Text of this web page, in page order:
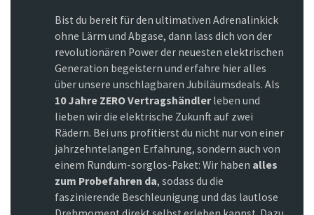
Bist du bereit für den ultimativen Adrenalinkick
ohne Lärm und Abgase, dann lass dich von der
revolutionären Power der neuesten elektrischen
Generation begeistern und erfahre hier alles
über unsere unschlagbaren Jubiläumsdeals. Als
10 Jahre ZERO Vertragshändlerleben und
lieben wir die elektrische Zukunft auf zwei
Rädern. Bei uns profitierst du nicht nur von einer
jahrzehntelangen Erfahrung, sondern auch von
einem Rundum-sorglos-Paket: Wir haben alles
zum Probefahren da, sodass du die
faszinierende Beschleunigung und das lautlose